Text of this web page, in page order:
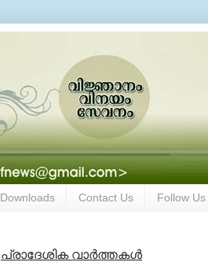
Downloads Contact Us Follow Us
പ്രാദേശിക വാര്‍ത്തകള്‍